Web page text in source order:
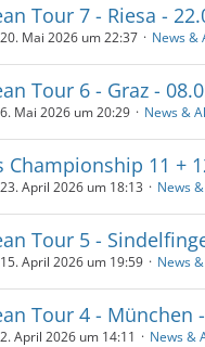
Tour 7 - Riesa -
20. Mai 2026 um 22:37 News &
Tour 6 - Graz -
6. Mai 2026 um 20:29 News &
Championship 11 +
23. April 2026 um 18:13 News
Tour 5 -
15. April 2026 um 19:59 News
Tour 4 - München
2. April 2026 um 14:11 News &